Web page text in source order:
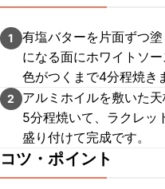
1
有塩バターを片面ずつ
になる面にホワイトソ
色がつくまで4分程焼き
2
アルミホイルを敷いた
5分程焼いて、ラクレッ
盛り付けて完成です。
コツ・ポイント